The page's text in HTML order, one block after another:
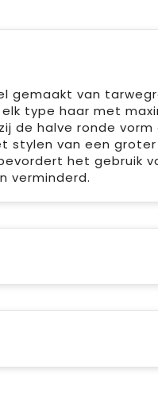
gemaakt van
type haar met
de halve ronde
stylen van een
het gebruik
verminderd.